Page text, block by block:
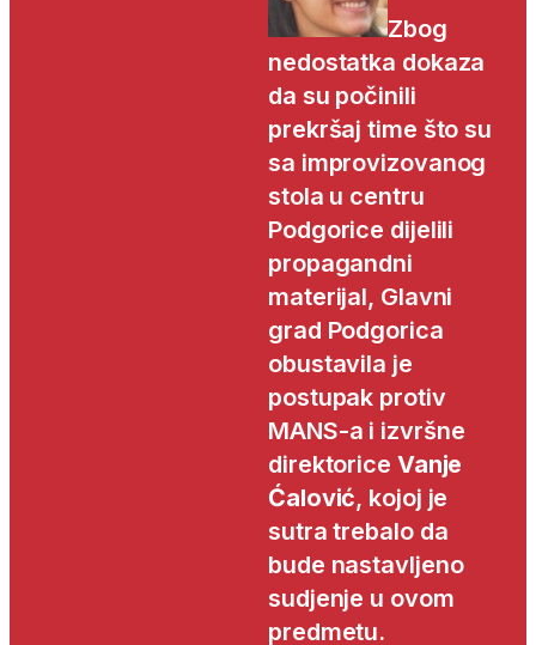
Zbog
nedostatka dokaza
da su počinili
prekršaj time što su
sa improvizovanog
stola u centru
Podgorice dijelili
propagandni
materijal, Glavni
grad Podgorica
obustavila je
postupak protiv
MANS-a i izvršne
direktorice Vanje
Ćalović, kojoj je
sutra trebalo da
bude nastavljeno
sudjenje u ovom
predmetu.